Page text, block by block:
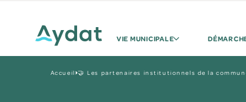
VIE MUNICIPALE
Accueil 🤝 Les partenaires institutionnels de la